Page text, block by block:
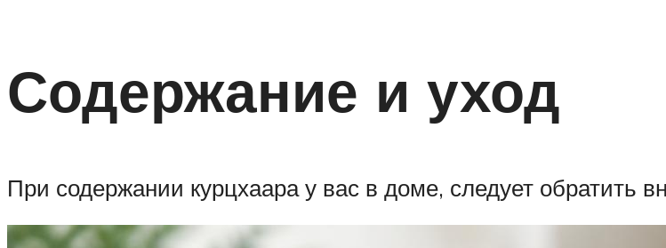
Содержание и уход
При содержании курцхаара у вас в доме, следует обратить